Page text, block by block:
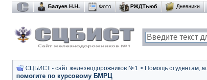
Балуев Н.Н. Фото РЖДТьюб Дневники
СЦБИСТ - сайт железнодорожников №1 > Помощь студентам,
помогите по курсовому БМРЦ